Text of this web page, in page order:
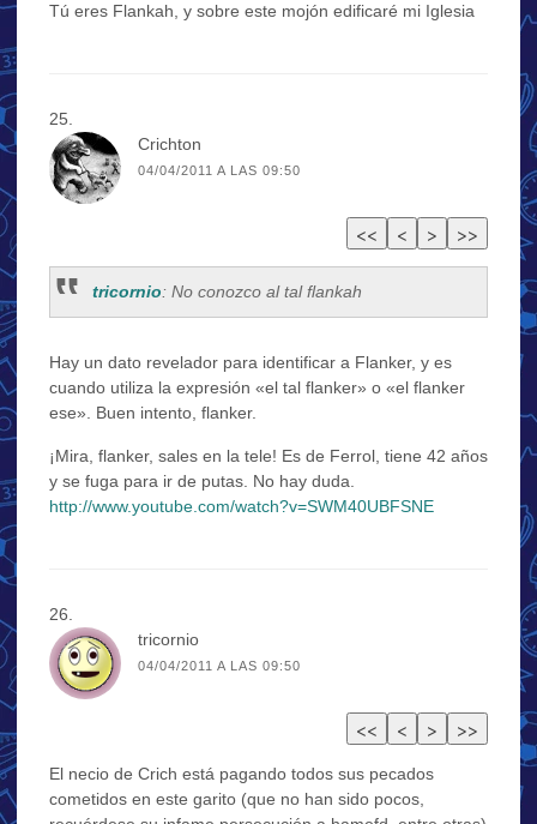
Tú eres Flankah, y sobre este mojón edificaré mi Iglesia
Crichton
04/04/2011 A LAS 09:50
tricornio: No conozco al tal flankah
Hay un dato revelador para identificar a Flanker, y es
cuando utiliza la expresión «el tal flanker» o «el flanker
ese». Buen intento, flanker.
¡Mira, flanker, sales en la tele! Es de Ferrol, tiene 42 años
y se fuga para ir de putas. No hay duda.
http://www.youtube.com/watch?v=SWM40UBFSNE
tricornio
04/04/2011 A LAS 09:50
El necio de Crich está pagando todos sus pecados
cometidos en este garito (que no han sido pocos,